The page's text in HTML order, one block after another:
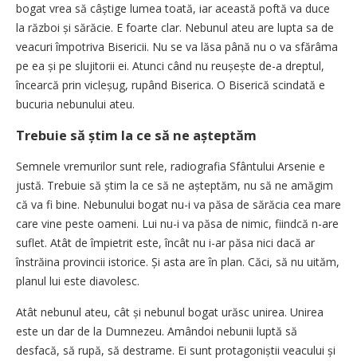
bogat vrea să câștige lumea toată, iar această poftă va duce
la război și sărăcie. E foarte clar. Nebunul ateu are lupta sa de
veacuri împotriva Bisericii. Nu se va lăsa până nu o va sfărâma
pe ea și pe slujitorii ei. Atunci când nu reușește de-a dreptul,
încearcă prin vicleșug, rupând Biserica. O Biserică scindată e
bucuria nebunului ateu.
Trebuie să știm la ce să ne așteptăm
Semnele vremurilor sunt rele, radiografia Sfântului Arsenie e
justă. Trebuie să știm la ce să ne așteptăm, nu să ne amăgim
că va fi bine. Nebunului bogat nu-i va păsa de sărăcia cea mare
care vine peste oameni. Lui nu-i va păsa de nimic, fiindcă n-are
suflet. Atât de împietrit este, încât nu i-ar păsa nici dacă ar
înstrăina provincii istorice. Și asta are în plan. Căci, să nu uităm,
planul lui este diavolesc.
Atât nebunul ateu, cât și nebunul bogat urăsc unirea. Unirea
este un dar de la Dumnezeu. Amândoi nebunii luptă să
desfacă, să rupă, să destrame. Ei sunt protagoniștii veacului și